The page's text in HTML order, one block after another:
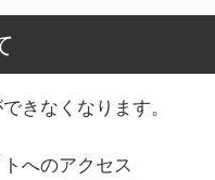
きなくなります。
へのアクセス